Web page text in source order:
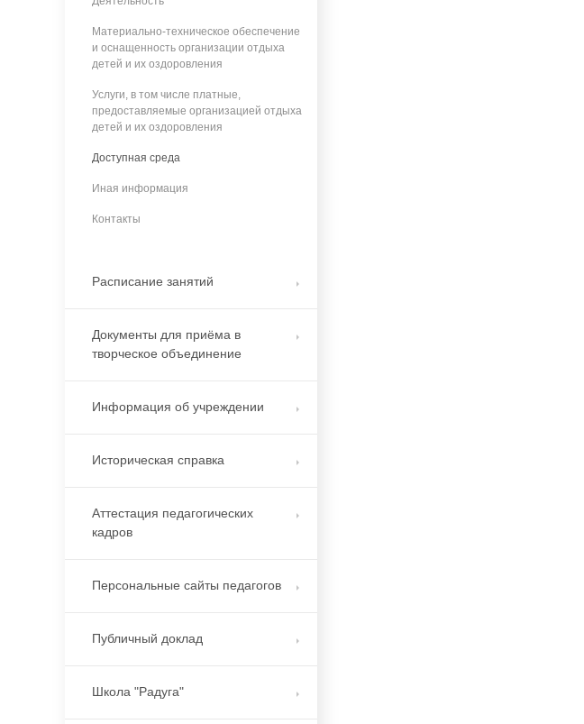
Материально-техническое обеспечение
и оснащенность организации отдыха
детей и их оздоровления
Услуги, в том числе платные,
предоставляемые организацией отдыха
детей и их оздоровления
Доступная среда
Иная информация
Контакты
Расписание занятий
Документы для приёма в
творческое объединение
Информация об учреждении
Историческая справка
Аттестация педагогических
кадров
Персональные сайты педагогов
Публичный доклад
Школа "Радуга"